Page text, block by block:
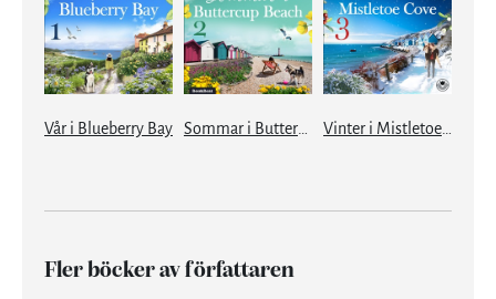
Vår i Blueberry Bay Sommar i Buttercup Beach Vinter i Mistletoe Cove
Fler böcker av författaren